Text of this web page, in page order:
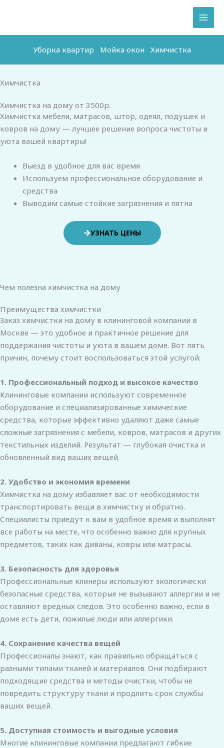
Уборка квартир
Мойка окон Химчистка
Химчистка
Химчистка на дому от 3500р.
Химчистка мебели, матрасов, штор, одеял, подушек и
ковров на дому — лучшее решение вопроса чистоты и
уюта вашей квартиры!
Выезд в удобное для вас время
Используем профессиональное оборудование и
средства
Выводим самые стойкие загрязнения и пятна
УЗНАТЬ ЦЕНЫ
Чем полезна химчистка на дому
Преимущества химчистки
Заказ химчистки на дому в клининговой компании в
Москве — это удобное и практичное решение для
поддержания чистоты и уюта в вашем доме. Вот пять
причин, почему стоит воспользоваться этой услугой:
1. Профессиональный подход и высокое качество
Клининговые компании используют современное
оборудование и специализированные химические
средства, которые эффективно удаляют даже самые
сложные загрязнения с мебели, ковров, матрасов и других
текстильных изделий. Результат — глубокая очистка и
обновленный вид ваших вещей.
2. Удобство и экономия времени
Химчистка на дому избавляет вас от необходимости
транспортировать вещи в химчистку и обратно.
Специалисты приедут к вам в удобное время и выполнят
все работы на месте, что особенно важно для крупных
предметов, таких как диваны, ковры или матрасы.
3. Безопасность для здоровья
Профессиональные клинеры используют экологически
безопасные средства, которые не вызывают аллергии и не
оставляют вредных следов. Это особенно важно, если в
доме есть дети, пожилые люди или аллергики.
4. Сохранение качества вещей
Профессионалы знают, как правильно обращаться с
разными типами тканей и материалов. Они подбирают
подходящие средства и методы очистки, чтобы не
повредить структуру ткани и продлить срок службы
ваших вещей.
5. Доступная стоимость и выгодные условия
Многие клининговые компании предлагают гибкие